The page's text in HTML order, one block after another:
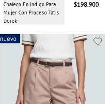
Chaleco En Indigo Para
Mujer Con Proceso Tatis
Derek
$198.900
nuevo
nuevo